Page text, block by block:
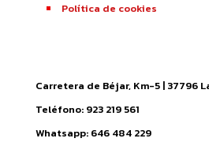
Política de cookies
Carretera de Béjar, Km-5 | 37796
Teléfono: 923 219 561
Whatsapp: 646 484 229